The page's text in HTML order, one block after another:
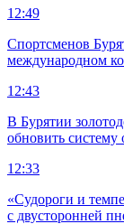
12:49
Спортсменов
международном
12:43
В Бурятии
обновить
12:33
«Судороги и
с двусторонней